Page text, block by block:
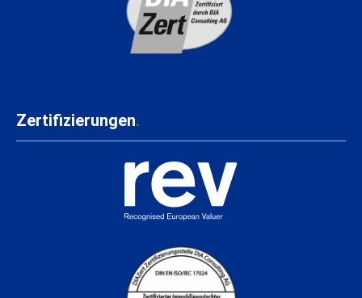
Zertifizierungen.